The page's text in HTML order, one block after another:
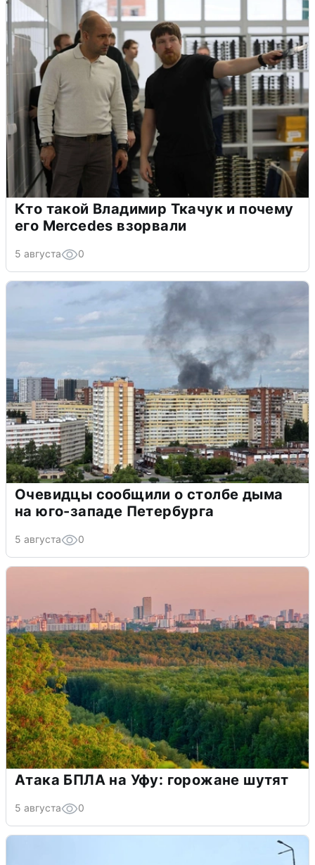
Кто такой Владимир Ткачук и почему
его Mercedes взорвали
5 августа 0
Очевидцы сообщили о столбе дыма
на юго-западе Петербурга
5 августа 0
Атака БПЛА на Уфу: горожане шутят
5 августа 0